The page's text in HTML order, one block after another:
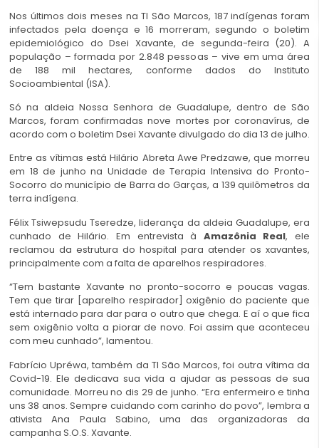
Nos últimos dois meses na TI São Marcos, 187 indígenas foram
infectados pela doença e 16 morreram, segundo o boletim
epidemiológico do Dsei Xavante, de segunda-feira (20). A
população – formada por 2.848 pessoas – vive em uma área
de 188 mil hectares, conforme dados do Instituto
Socioambiental (ISA).
Só na aldeia Nossa Senhora de Guadalupe, dentro de São
Marcos, foram confirmadas nove mortes por coronavírus, de
acordo com o boletim Dsei Xavante divulgado do dia 13 de julho.
Entre as vítimas está Hilário Abreta Awe Predzawe, que morreu
em 18 de junho na Unidade de Terapia Intensiva do Pronto-
Socorro do município de Barra do Garças, a 139 quilômetros da
terra indígena.
Félix Tsiwepsudu Tseredze, liderança da aldeia Guadalupe, era
cunhado de Hilário. Em entrevista à Amazônia Real, ele
reclamou da estrutura do hospital para atender os xavantes,
principalmente com a falta de aparelhos respiradores.
“Tem bastante Xavante no pronto-socorro e poucas vagas.
Tem que tirar [aparelho respirador] oxigênio do paciente que
está internado para dar para o outro que chega. E aí o que fica
sem oxigênio volta a piorar de novo. Foi assim que aconteceu
com meu cunhado”, lamentou.
Fabrício Upréwa, também da TI São Marcos, foi outra vítima da
Covid-19. Ele dedicava sua vida a ajudar as pessoas de sua
comunidade. Morreu no dis 29 de junho. “Era enfermeiro e tinha
uns 38 anos. Sempre cuidando com carinho do povo”, lembra a
ativista Ana Paula Sabino, uma das organizadoras da
campanha S.O.S. Xavante.